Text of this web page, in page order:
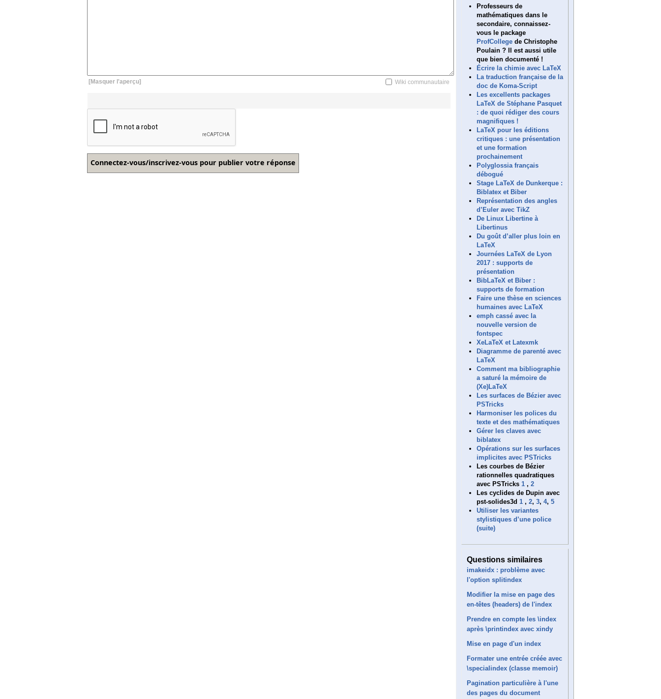
[Masquer l'aperçu] Wiki communautaire
Professeurs de
mathématiques dans le
secondaire, connaissez-
vous le package
ProfCollege de Christophe
Poulain ? Il est aussi utile
que bien documenté !
Écrire la chimie avec LaTeX
La traduction française de la
doc de Koma-Script
Les excellents packages
LaTeX de Stéphane Pasquet
: de quoi rédiger des cours
magnifiques !
LaTeX pour les éditions
critiques : une présentation
et une formation
prochainement
Polyglossia français
débogué
Stage LaTeX de Dunkerque :
Biblatex et Biber
Représentation des angles
d’Euler avec TikZ
De Linux Libertine à
Libertinus
Du goût d’aller plus loin en
LaTeX
Journées LaTeX de Lyon
2017 : supports de
présentation
BibLaTeX et Biber :
supports de formation
Faire une thèse en sciences
humaines avec LaTeX
emph cassé avec la
nouvelle version de
fontspec
XeLaTeX et Latexmk
Diagramme de parenté avec
LaTeX
Comment ma bibliographie
a saturé la mémoire de
(Xe)LaTeX
Les surfaces de Bézier avec
PSTricks
Harmoniser les polices du
texte et des mathématiques
Gérer les claves avec
biblatex
Opérations sur les surfaces
implicites avec PSTricks
Les courbes de Bézier
rationnelles quadratiques
avec PSTricks 1 , 2
Les cyclides de Dupin avec
pst-solides3d 1 , 2, 3, 4, 5
Utiliser les variantes
stylistiques d’une police
(suite)
Questions similaires
imakeidx : problème avec
l'option splitindex
Modifier la mise en page des
en-têtes (headers) de l'index
Prendre en compte les \index
après \printindex avec xindy
Mise en page d'un index
Formater une entrée créée avec
\specialindex (classe memoir)
Pagination particulière à l'une
des pages du document